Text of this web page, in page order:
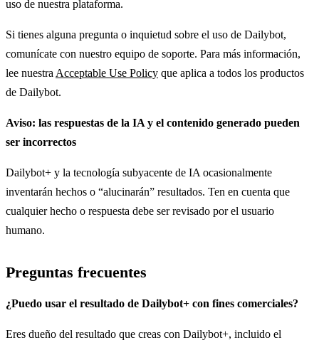
uso de nuestra plataforma.
Si tienes alguna pregunta o inquietud sobre el uso de Dailybot,
comunícate con nuestro equipo de soporte. Para más información,
lee nuestra Acceptable Use Policy que aplica a todos los productos
de Dailybot.
Aviso: las respuestas de la IA y el contenido generado pueden
ser incorrectos
Dailybot+ y la tecnología subyacente de IA ocasionalmente
inventarán hechos o “alucinarán” resultados. Ten en cuenta que
cualquier hecho o respuesta debe ser revisado por el usuario
humano.
Preguntas frecuentes
¿Puedo usar el resultado de Dailybot+ con fines comerciales?
Eres dueño del resultado que creas con Dailybot+, incluido el